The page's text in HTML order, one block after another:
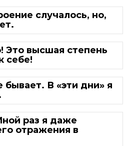
случалось, но,
Это высшая степень
себе!
бывает. В «эти дни» я
раз я даже
отражения в